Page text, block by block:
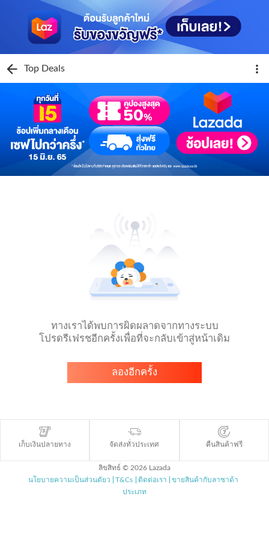
Top Deals
ทางเราได้พบการผิดผลาดจากทางระบบ
โปรดรีเฟรชอีกครั้งเพื่อที่จะกลับเข้าสู่หน้าเดิม
ลองอีกครั้ง
เก็บเงินปลายทาง จัดส่งทั่วประเทศ คืนสินค้าฟรี
ลิขสิทธ์ © 2026 Lazada
นโยบายความเป็นส่วนตัยว
T&Cs ติดต่อเรา
ขายสินค้ากับลาซาด้า
ประเภท